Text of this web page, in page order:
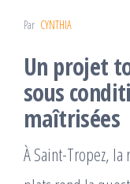
Par CYNTHIA
Un projet
sous
maîtrisées
À Saint-Tropez,